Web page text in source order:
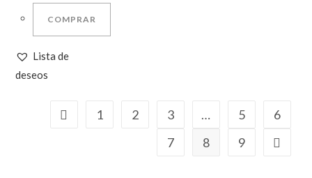
COMPRAR
Lista de
deseos
1 2 3 … 5
6
7
8 9